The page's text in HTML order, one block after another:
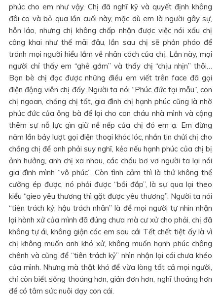
phúc cho em như vậy. Chị đã nghĩ kỹ và quyết định không
đôi co và bỏ qua lần cuối này, mặc dù em là người gây sự,
hỗn láo, nhưng chị không chấp nhận được việc nói xấu chị
công khai như thế mãi đâu, lần sau chị sẽ phản pháo để
tránh mọi người hiểu lầm về nhân cách của chị. Lần này, mọi
người chỉ thấy em “ghê gớm” và thấy chị “chịu nhịn” thôi…
Bạn bè chị đọc được những điều em viết trên face đã gọi
điện động viên chị đấy. Người ta nói “Phúc đức tại mẫu”, con
chị ngoan, chồng chị tốt, gia đình chị hạnh phúc cũng là nhờ
phúc đức của ông bà để lại cho con cháu nhà mình và cộng
thêm sự nỗ lực gìn giữ nề nếp của chị đó em ạ. Em đừng
năm lần bảy lượt gọi điện thoại khóc lóc, nhắn tin chửi chị cho
chồng chị để anh phải suy nghĩ, kẻo nếu hạnh phúc của chị bị
ảnh hưởng, anh chị xa nhau, các cháu bơ vơ người ta lại nói
gia đình mình “vô phúc”. Còn tình cảm thì là thứ không thể
cưỡng ép được, nó phải được “bồi đắp”, là sự qua lại theo
kiểu “gieo yêu thương thì gặt được yêu thương”. Người ta nói
“tiên trách kỷ, hậu trách nhân” là để mọi người tự nhìn nhận
lại hành xử của mình đã đúng chưa mà cư xử cho phải, chị đã
không tự ái, không giận các em sau cái Tết chết tiệt ấy là vì
chị không muốn anh khó xử, không muốn hạnh phúc chông
chênh và cũng để “tiên trách kỷ” nhìn nhận lại cái chưa khéo
của mình. Nhưng mà thật khó để vừa lòng tất cả mọi người,
chỉ còn biết sống thoáng hơn, giản đơn hơn, nghĩ thoáng hơn
để có tâm sức nuôi dạy con cái.